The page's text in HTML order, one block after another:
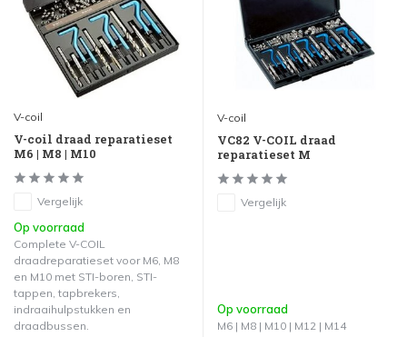
V-coil
V-coil draad reparatieset
M6 | M8 | M10
Vergelijk
Op voorraad
Complete V-COIL
draadreparatieset voor M6, M8
en M10 met STI-boren, STI-
tappen, tapbrekers,
indraaihulpstukken en
draadbussen.
V-coil
VC82 V-COIL draad
reparatieset M
Vergelijk
Op voorraad
M6 | M8 | M10 | M12 | M14